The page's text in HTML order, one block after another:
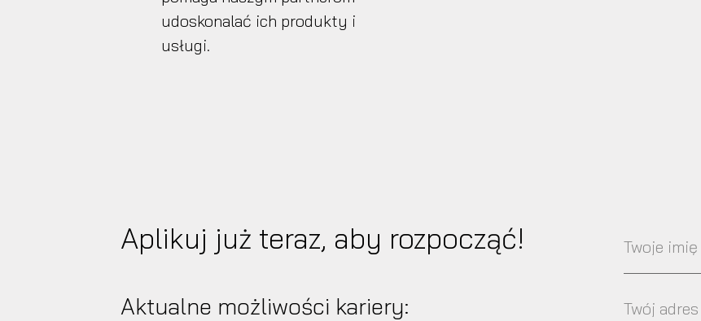
udoskonalać ich produkty i
usługi.
Aplikuj już teraz, aby rozpocząć!
Aktualne możliwości kariery: